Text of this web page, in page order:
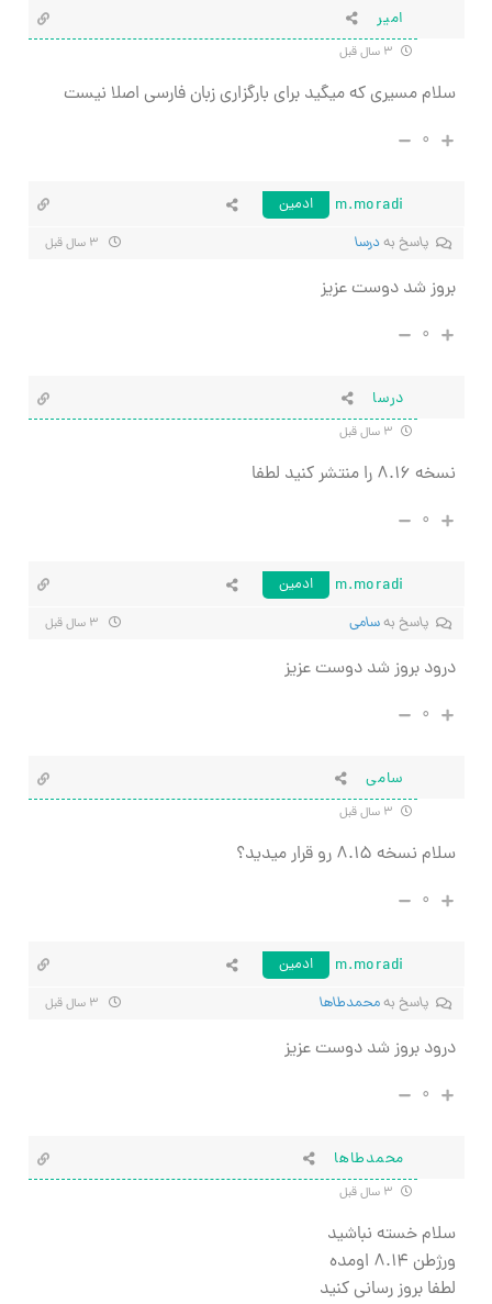
امیر
سلام مسیری که میگید برای بارگزاری زبان فارسی اصلا نیست
۰
m.moradi
ادمین
پاسخ به درسا
بروز شد دوست عزیز
۰
درسا
نسخه ۸.۱۶ را منتشر کنید لطفا
۰
m.moradi
ادمین
پاسخ بهسامی
درود بروز شد دوست عزیز
۰
سامی
سلام نسخه ۸.۱۵ رو قرار میدید؟
۰
m.moradi
ادمین
پاسخ بهمحمدطاها
درود بروز شد دوست عزیز
۰
محمدطاها
سلام خسته نباشید
ورژطن ۸.۱۴ اومده
لطفا بروز رسانی کنید